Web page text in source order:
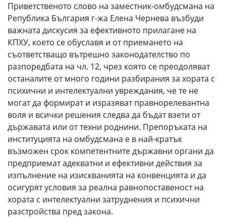
Приветственото слово на заместник-омбудсмана на
Република България г-жа Елена Чернева възбуди
важната дискусия за ефективното прилагане на
КПХУ, което се обуславя и от приемането на
съответстващо вътрешно законодателство по
разпоредбата на чл. 12, чрез която се преодоляват
останалите от много години разбирания за хората с
психични и интелектуални увреждания, че те не
могат да формират и изразяват правнорелевантна
воля и всички решения следва да бъдат взети от
държавата или от техни роднини. Препоръката на
институцията на омбудсмана е в най-кратък
възможен срок компетентните държавни органи да
предприемат адекватни и ефективни действия за
изпълнение на изискванията на конвенцията и да
осигурят условия за реална равнопоставеност на
хората с интелектуални затруднения и психични
разстройства пред закона.